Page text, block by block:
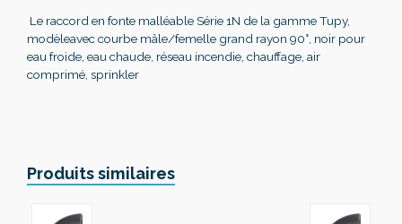
Le raccord en fonte malléable Série 1N de la gamme Tupy,
modèleavec courbe mâle/femelle grand rayon 90°, noir pour
eau froide, eau chaude, réseau incendie, chauffage, air
comprimé, sprinkler
Produits similaires